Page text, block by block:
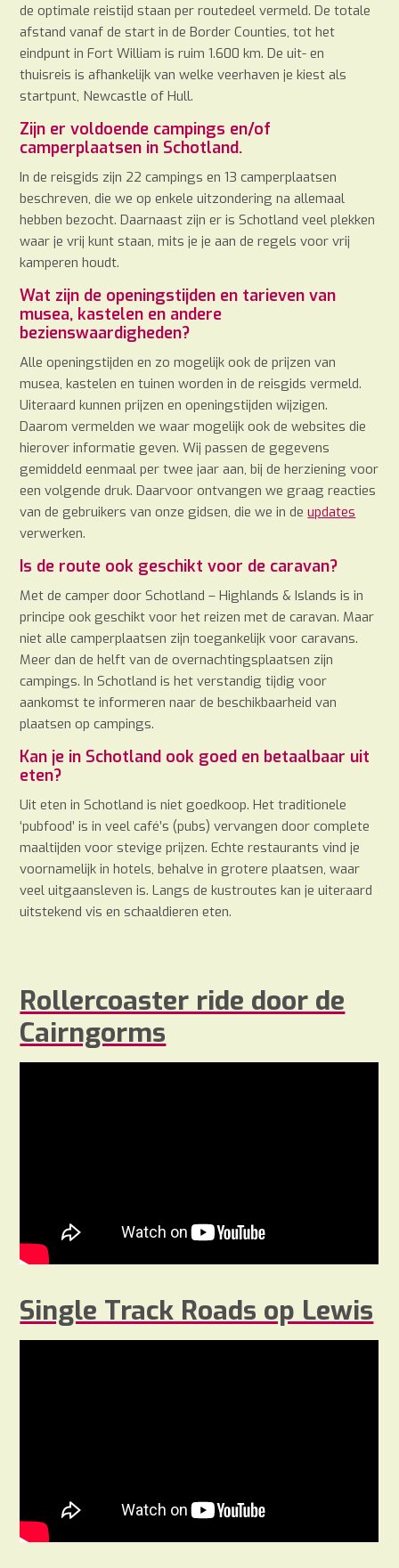
de optimale reistijd staan per routedeel vermeld. De totale
afstand vanaf de start in de Border Counties, tot het
eindpunt in Fort William is ruim 1.600 km. De uit- en
thuisreis is afhankelijk van welke veerhaven je kiest als
startpunt, Newcastle of Hull.
Zijn er voldoende campings en/of
camperplaatsen in Schotland.
In de reisgids zijn 22 campings en 13 camperplaatsen
beschreven, die we op enkele uitzondering na allemaal
hebben bezocht. Daarnaast zijn er is Schotland veel plekken
waar je vrij kunt staan, mits je je aan de regels voor vrij
kamperen houdt.
Wat zijn de openingstijden en tarieven van
musea, kastelen en andere
bezienswaardigheden?
Alle openingstijden en zo mogelijk ook de prijzen van
musea, kastelen en tuinen worden in de reisgids vermeld.
Uiteraard kunnen prijzen en openingstijden wijzigen.
Daarom vermelden we waar mogelijk ook de websites die
hierover informatie geven. Wij passen de gegevens
gemiddeld eenmaal per twee jaar aan, bij de herziening voor
een volgende druk. Daarvoor ontvangen we graag reacties
van de gebruikers van onze gidsen, die we in deupdates
verwerken.
Is de route ook geschikt voor de caravan?
Met de camper door Schotland – Highlands & Islands is in
principe ook geschikt voor het reizen met de caravan. Maar
niet alle camperplaatsen zijn toegankelijk voor caravans.
Meer dan de helft van de overnachtingsplaatsen zijn
campings. In Schotland is het verstandig tijdig voor
aankomst te informeren naar de beschikbaarheid van
plaatsen op campings.
Kan je in Schotland ook goed en betaalbaar uit
eten?
Uit eten in Schotland is niet goedkoop. Het traditionele
‘pubfood’ is in veel café’s (pubs) vervangen door complete
maaltijden voor stevige prijzen. Echte restaurants vind je
voornamelijk in hotels, behalve in grotere plaatsen, waar
veel uitgaansleven is. Langs de kustroutes kan je uiteraard
uitstekend vis en schaaldieren eten.
Rollercoaster ride door de
Cairngorms
Single Track Roads op Lewis